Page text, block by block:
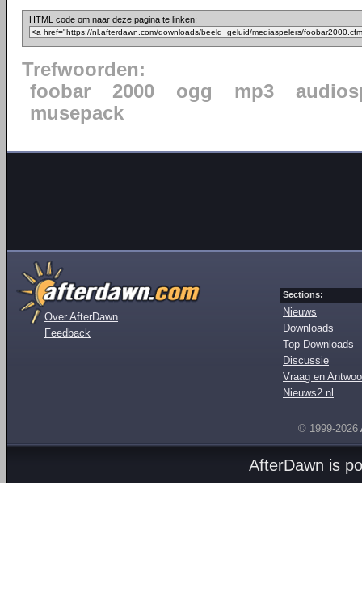
HTML code om naar deze pagina te linken:
Trefwoorden:
foobar
2000 ogg mp3
musepack
Over AfterDawn
Feedback
Sections:
Nieuws
Downloads
Top Downloads
Discussie
Vraag en
Nieuws2.nl
© 1999-2026
AfterDawn is